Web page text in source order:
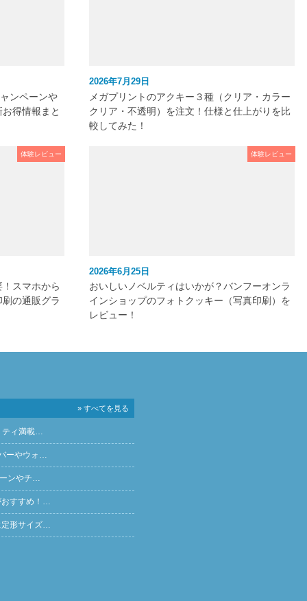
ンペーンや
得情報まと
2026年7月29日
メガプリントのアクキー３種（クリア・カラー
クリア・不透明）を注文！仕様と仕上がりを比
較してみた！
体験レビュー
スマホから
の通販グラ
体験レビュー
2026年6月25日
おいしいノベルティはいかが？バンフーオンラ
インショップのフォトクッキー（写真印刷）を
レビュー！
» すべてを見る
ティ満載…
ーやウォ…
ンやチ…
おすすめ！…
定形サイズ…